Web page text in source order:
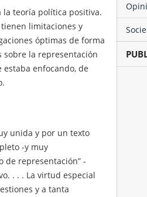
la teoría política positiva.
limitaciones y
óptimas de forma
sobre la representación
enfocando, de
unida y por un texto
-y muy
de representación” -
. . . La virtud especial
y a tanta